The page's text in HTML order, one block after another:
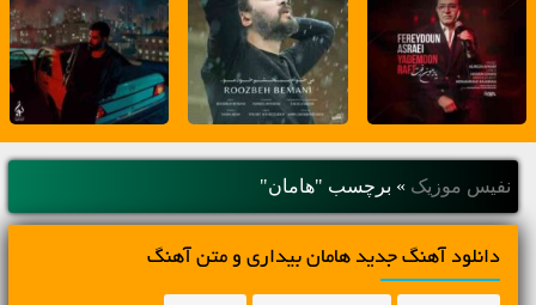
نفیس موزیک » برچسب "هامان"
دانلود آهنگ جديد هامان بیداری و متن آهنگ